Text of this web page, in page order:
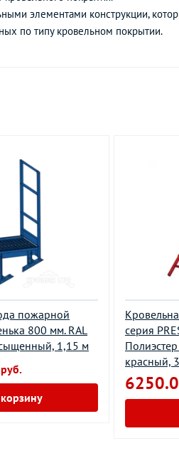
элементами конструкции,
по типу кровельном покрытии.
пожарной
800 мм. RAL
1,15 м
руб.
серия
красный,